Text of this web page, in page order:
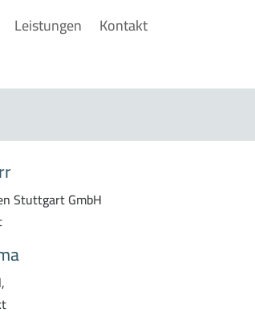
Leistungen Kontakt
Stuttgart GmbH